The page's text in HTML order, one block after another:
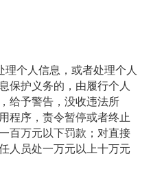
个人信息，或者处理个人
保护义务的，由履行个人
给予警告，没收违法所
程序，责令暂停或者终止
百万元以下罚款；对直接
人员处一万元以上十万元